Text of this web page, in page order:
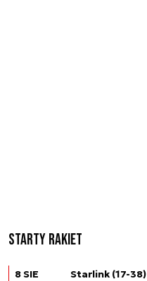
Starty rakiet
8 SIE
Starlink (17-38)